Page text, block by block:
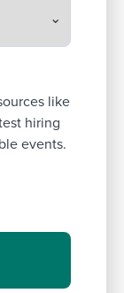
like
hiring
events.